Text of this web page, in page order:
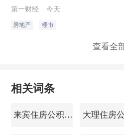
祖昱在对上半年楼市数据
控政策，但市场成交端
第一财经 今天
房地产 楼市
查看全
相关词条
来宾住房公积金查询